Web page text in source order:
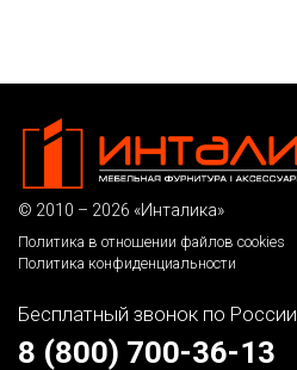
© 2010 – 2026 «Инталика»
Политика в отношении файлов cookies
Политика конфиденциальности
Бесплатный звонок по России
8 (800) 700-36-13